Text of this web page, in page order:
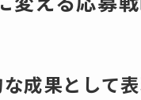
成果として